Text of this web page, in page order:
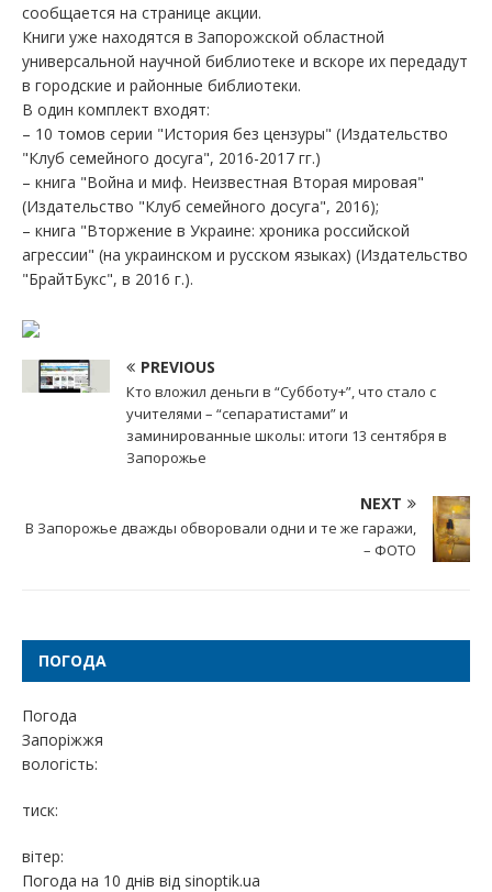
сообщается на странице акции.
Книги уже находятся в Запорожской областной
универсальной научной библиотеке и вскоре их передадут
в городские и районные библиотеки.
В один комплект входят:
– 10 томов серии "История без цензуры" (Издательство
"Клуб семейного досуга", 2016-2017 гг.)
– книга "Война и миф. Неизвестная Вторая мировая"
(Издательство "Клуб семейного досуга", 2016);
– книга "Вторжение в Украине: хроника российской
агрессии" (на украинском и русском языках) (Издательство
"БрайтБукс", в 2016 г.).
PREVIOUS
Кто вложил деньги в “Субботу+”, что стало с
учителями – “сепаратистами” и
заминированные школы: итоги 13 сентября в
Запорожье
NEXT
В Запорожье дважды обворовали одни и те же гаражи,
– ФОТО
ПОГОДА
Погода
Запоріжжя
вологість:
тиск:
вітер:
Погода на 10 днів від sinoptik.ua